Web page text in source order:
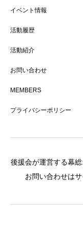
イベント情報
活動履歴
活動紹介
お問い合わせ
MEMBERS
プライバシーポリシー
後援会が運営する幕
お問い合わせは